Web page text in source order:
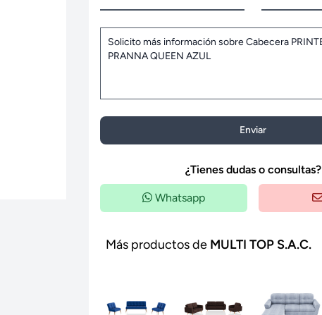
Enviar
¿Tienes dudas o consultas?
Whatsapp
Más productos de MULTI TOP S.A.C.